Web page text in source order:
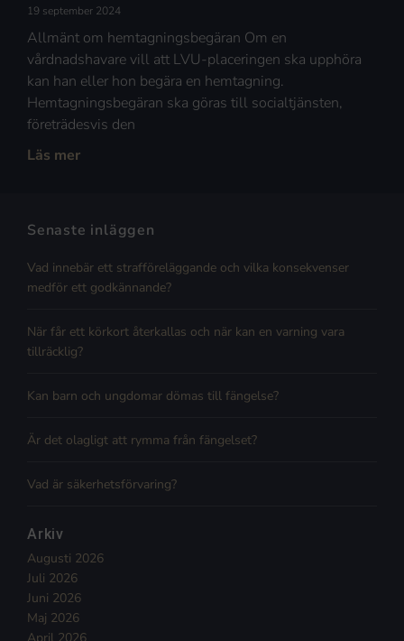
19 september 2024
Allmänt om hemtagningsbegäran Om en
vårdnadshavare vill att LVU-placeringen ska upphöra
kan han eller hon begära en hemtagning.
Hemtagningsbegäran ska göras till socialtjänsten,
företrädesvis den
Läs mer
Senaste inläggen
Vad innebär ett strafföreläggande och vilka konsekvenser
medför ett godkännande?
När får ett körkort återkallas och när kan en varning vara
tillräcklig?
Kan barn och ungdomar dömas till fängelse?
Är det olagligt att rymma från fängelset?
Vad är säkerhetsförvaring?
Arkiv
Augusti 2026
Juli 2026
Juni 2026
Maj 2026